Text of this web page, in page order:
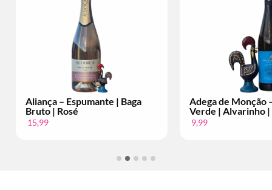
Adega de Monção – Vinho
Verde | Alvarinho | Per Fles
9,99
Bacalhôa –
Setúbal | 10 anos |
34,99